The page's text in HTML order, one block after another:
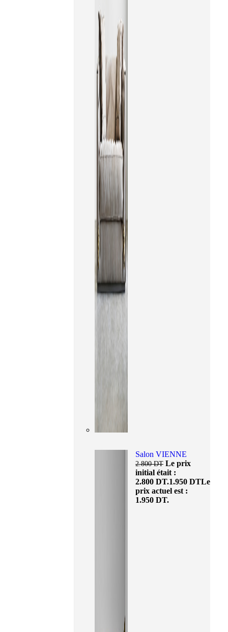
Salon VIENNE
2.800DT Le prix
initial était :
2.800 DT.1.950 DTLe
prix actuel est :
1.950 DT.